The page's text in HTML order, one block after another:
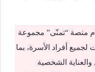
منصة “تمنّى” مجموعة
أفراد الأسرة، بما
الشخصية